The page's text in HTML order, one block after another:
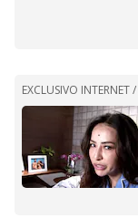
EXCLUSIVO INTERNET /